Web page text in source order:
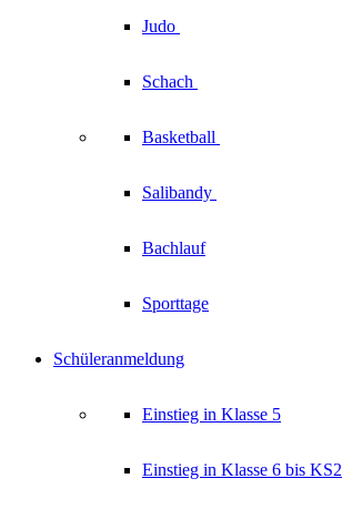
Judo
Schach
Basketball
Salibandy
Bachlauf
Sporttage
Schüleranmeldung
Einstieg in Klasse 5
Einstieg in Klasse 6 bis KS2